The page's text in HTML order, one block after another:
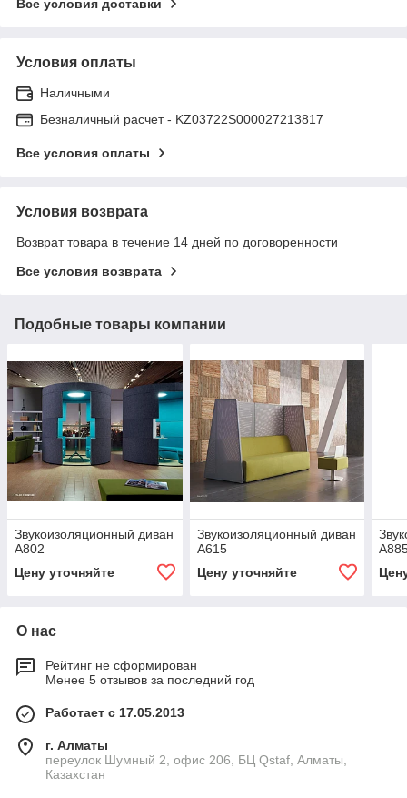
Все условия доставки
Условия оплаты
Наличными
Безналичный расчет - KZ03722S000027213817
Все условия оплаты
Условия возврата
Возврат товара в течение 14 дней по договоренности
Все условия возврата
Подобные товары компании
Звукоизоляционный диван
A802
Цену уточняйте
Звукоизоляционный диван
A615
Цену уточняйте
О нас
Рейтинг не сформирован
Менее 5 отзывов за последний год
Работает с 17.05.2013
г. Алматы
переулок Шумный 2, офис 206, БЦ Qstaf, Алматы,
Казахстан